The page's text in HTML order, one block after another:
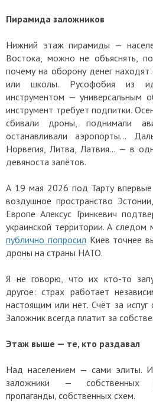
Пирамида заложников
Нижний этаж пирамиды —
Востока, можно не объяснять,
почему на оборону денег
или школы. Русофобия из
инструментом — универсальным
инструмент требует подпитки.
сбивали дроны, поднимали
останавливали аэропорты…
Норвегия, Литва, Латвия… — в
девяноста залётов.
А 19 мая 2026 под Тарту
воздушное пространство
Европе Алексус Гринкевич
украинской территории. А
публично попросил Киев точнее
дроны на страны НАТО.
Я не говорю, что их кто-то
другое: страх работает
настоящим или нет. Счёт за
Заложник всегда платит за
Этаж выше — те, кто раздавал
Над населением — сами элиты.
заложники — собственных
пропаганды, собственных схем.